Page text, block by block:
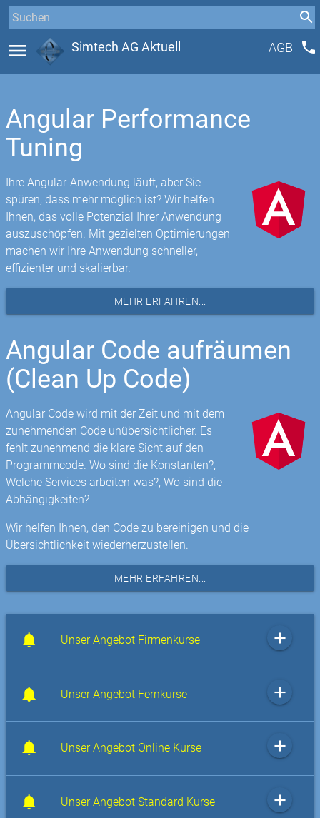
menu Simtech AG Aktuell AGB phone
Angular Performance
Tuning
Ihre Angular-Anwendung läuft, aber Sie
spüren, dass mehr möglich ist? Wir helfen
Ihnen, das volle Potenzial Ihrer Anwendung
auszuschöpfen. Mit gezielten Optimierungen
machen wir Ihre Anwendung schneller,
effizienter und skalierbar.
MEHR ERFAHREN...
Angular Code aufräumen
(Clean Up Code)
Angular Code wird mit der Zeit und mit dem
zunehmenden Code unübersichtlicher. Es
fehlt zunehmend die klare Sicht auf den
Programmcode. Wo sind die Konstanten?,
Welche Services arbeiten was?, Wo sind die
Abhängigkeiten?
Wir helfen Ihnen, den Code zu bereinigen und die
Übersichtlichkeit wiederherzustellen.
MEHR ERFAHREN...
Unser Angebot Firmenkurse add
Unser Angebot Fernkurse add
Unser Angebot Online Kurse add
Unser Angebot Standard Kurse add